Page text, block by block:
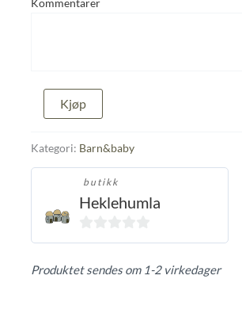
Sort
seng
Kjøp
Kategori: Barn&baby
butikk
Heklehumla
0
Produktet sendes om 1-2 virkedager